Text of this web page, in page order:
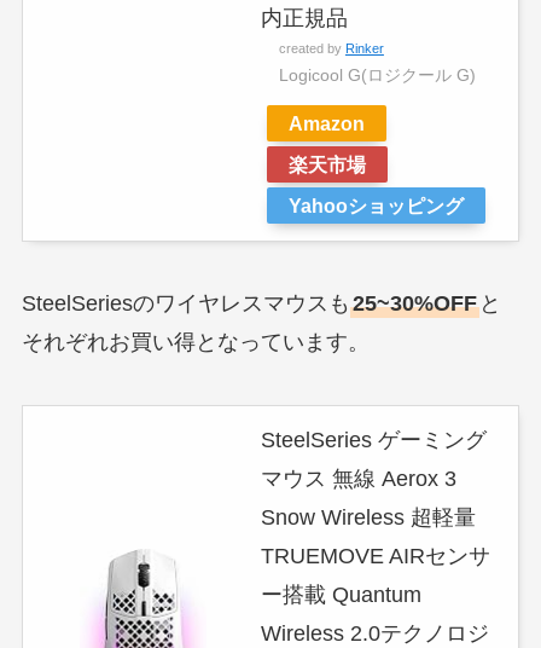
内正規品
created by Rinker
Logicool G(ロジクール G)
Amazon
楽天市場
Yahooショッピング
SteelSeriesのワイヤレスマウスも 25~30%OFFと
それぞれお買い得となっています。
SteelSeries ゲーミング
マウス 無線 Aerox 3
Snow Wireless 超軽量
TRUEMOVE AIRセンサ
ー搭載 Quantum
Wireless 2.0テクノロジ